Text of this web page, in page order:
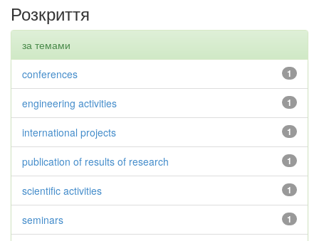
Розкриття
за темами
1
conferences
1
engineering activities
1
international projects
1
publication of results of research
1
scientific activities
1
seminars